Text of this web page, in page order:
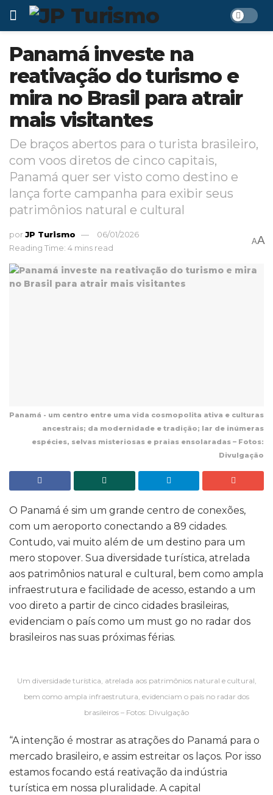
Panamá investe na
reativação do turismo e
mira no Brasil para atrair
mais visitantes
De braços abertos para o turista brasileiro,
com voos diretos de cinco capitais,
Panamá quer ser visto como destino e
lança forte campanha para exibir seus
patrimônios natural e cultural
porJP Turismo
06/01/2026
Reading Time: 4 mins read
AA
Panamá - um centro entre uma vida cosmopolita ativa e culturas
ancestrais; da modernidade e tradição; lar de inúmeras
espécies, selvas misteriosas e praias ensolaradas – Fotos:
Divulgação
O Panamá é sim um grande centro de conexões,
com um aeroporto conectando a 89 cidades.
Contudo, vai muito além de um destino para um
mero stopover. Sua diversidade turística, atrelada
aos patrimônios natural e cultural, bem como ampla
infraestrutura e facilidade de acesso, estando a um
voo direto a partir de cinco cidades brasileiras,
evidenciam o país como um must go no radar dos
brasileiros nas suas próximas férias.
Um diversidade turística, atrelada aos patrimônios natural e cultural,
bem como ampla infraestrutura, evidenciam o país no radar dos
brasileiros – Fotos: Divulgação
“A intenção é mostrar as atrações do Panamá para o
mercado brasileiro, e assim estreitar os laços. Por isso
estamos focando está reativação da indústria
turística em nossa pluralidade. A capital